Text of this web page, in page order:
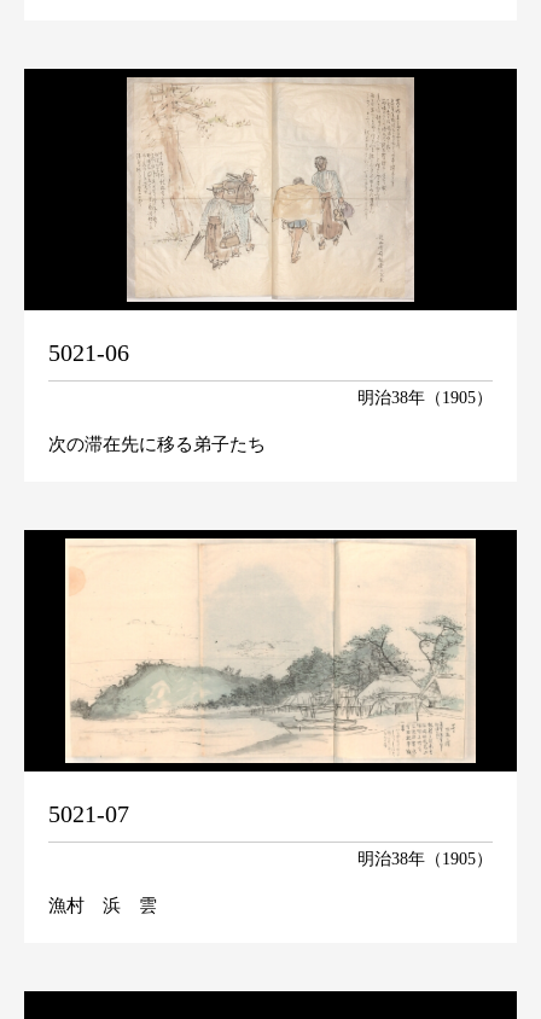
5021-06
明治38年（1905）
次の滞在先に移る弟子たち
5021-07
明治38年（1905）
漁村 浜 雲